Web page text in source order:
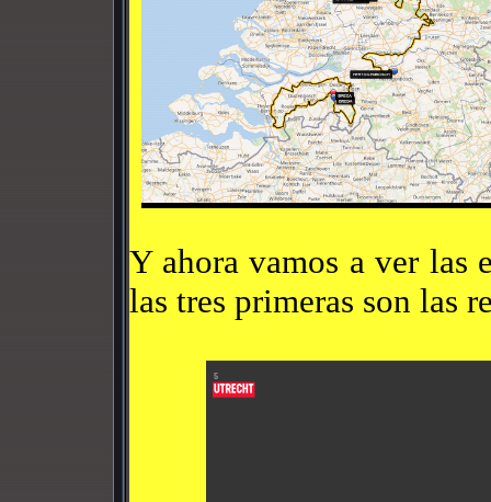
Y ahora vamos a ver las
las tres primeras son las